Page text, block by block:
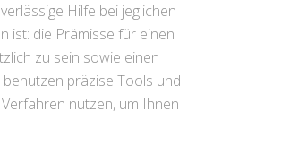
Hilfe bei jeglichen
ist: die Prämisse für einen
zu sein sowie einen
präzise Tools und
nutzen, um Ihnen